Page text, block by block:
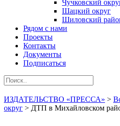
Чучковский
Шацкий округ
Шиловский
Рядом с нами
Проекты
Контакты
Документы
Подписаться
ИЗДАТЕЛЬСТВО «ПРЕССА» >
округ > ДТП в Михайловском